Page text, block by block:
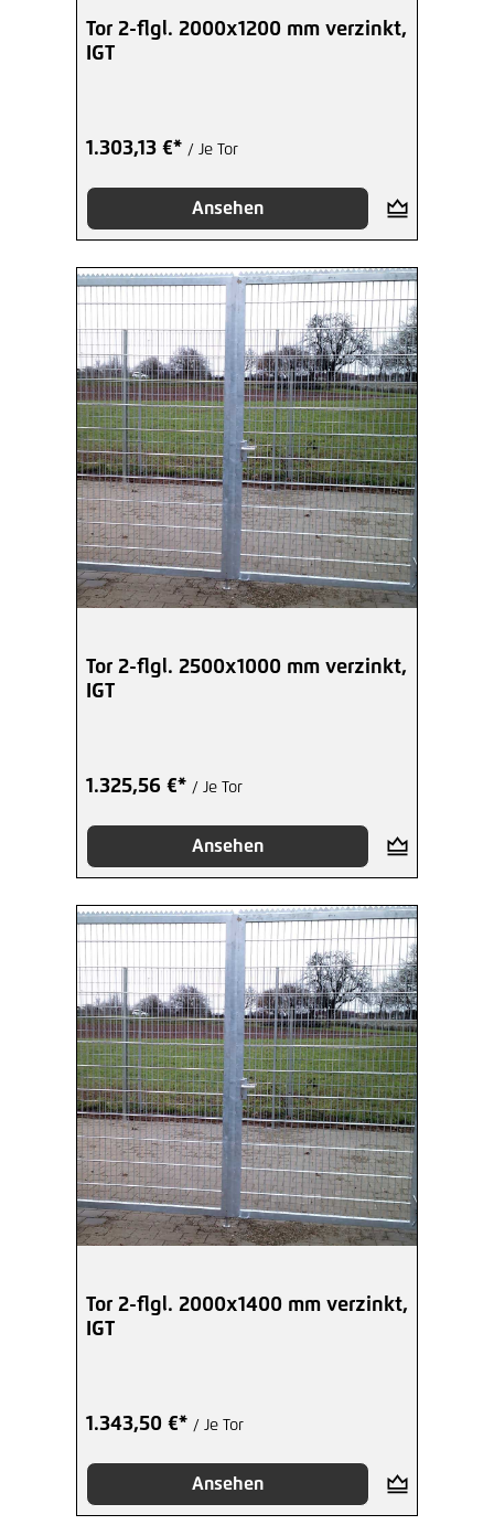
Tor 2-flgl. 2000x1200 mm verzinkt,
IGT
1.303,13 €* / Je Tor
Ansehen
Tor 2-flgl. 2500x1000 mm verzinkt,
IGT
1.325,56 €* / Je Tor
Ansehen
Tor 2-flgl. 2000x1400 mm verzinkt,
IGT
1.343,50 €* / Je Tor
Ansehen